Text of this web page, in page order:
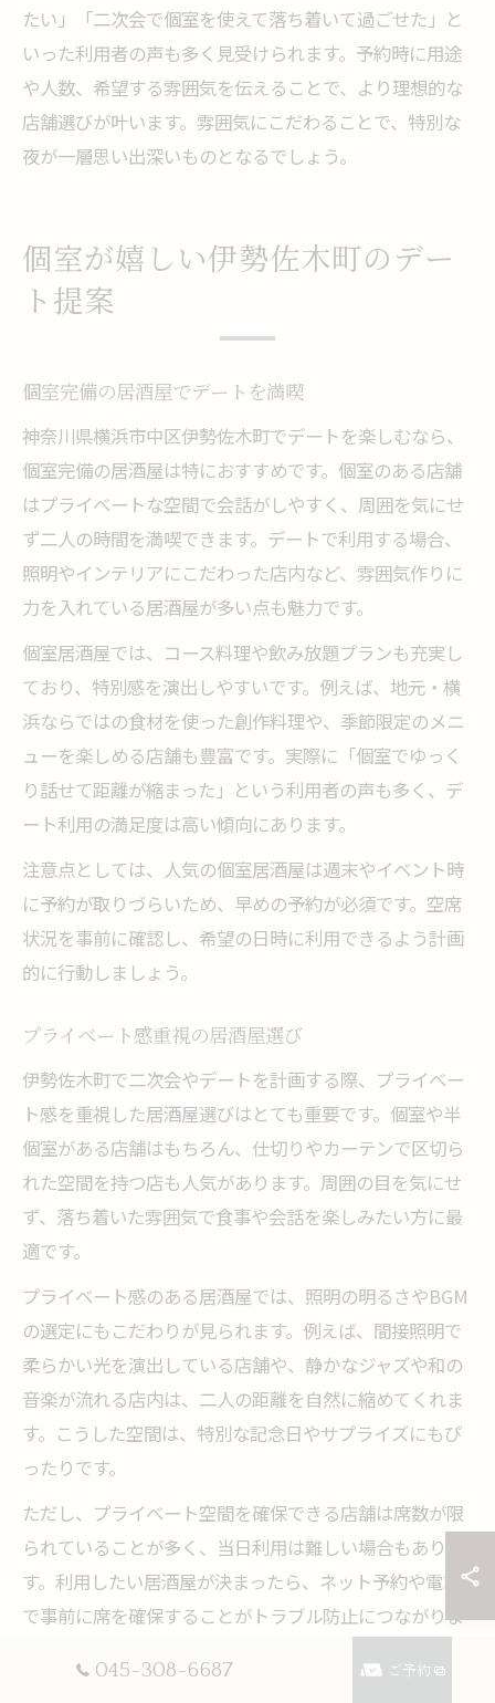
たい」「二次会で個室を使えて落ち着いて過ごせた」と
いった利用者の声も多く見受けられます。予約時に用途
や人数、希望する雰囲気を伝えることで、より理想的な
店舗選びが叶います。雰囲気にこだわることで、特別な
夜が一層思い出深いものとなるでしょう。
個室が嬉しい伊勢佐木町のデー
ト提案
個室完備の居酒屋でデートを満喫
神奈川県横浜市中区伊勢佐木町でデートを楽しむなら、
個室完備の居酒屋は特におすすめです。個室のある店舗
はプライベートな空間で会話がしやすく、周囲を気にせ
ず二人の時間を満喫できます。デートで利用する場合、
照明やインテリアにこだわった店内など、雰囲気作りに
力を入れている居酒屋が多い点も魅力です。
個室居酒屋では、コース料理や飲み放題プランも充実し
ており、特別感を演出しやすいです。例えば、地元・横
浜ならではの食材を使った創作料理や、季節限定のメニ
ューを楽しめる店舗も豊富です。実際に「個室でゆっく
り話せて距離が縮まった」という利用者の声も多く、デ
ート利用の満足度は高い傾向にあります。
注意点としては、人気の個室居酒屋は週末やイベント時
に予約が取りづらいため、早めの予約が必須です。空席
状況を事前に確認し、希望の日時に利用できるよう計画
的に行動しましょう。
プライベート感重視の居酒屋選び
伊勢佐木町で二次会やデートを計画する際、プライベー
ト感を重視した居酒屋選びはとても重要です。個室や半
個室がある店舗はもちろん、仕切りやカーテンで区切ら
れた空間を持つ店も人気があります。周囲の目を気にせ
ず、落ち着いた雰囲気で食事や会話を楽しみたい方に最
適です。
プライベート感のある居酒屋では、照明の明るさやBGM
の選定にもこだわりが見られます。例えば、間接照明で
柔らかい光を演出している店舗や、静かなジャズや和の
音楽が流れる店内は、二人の距離を自然に縮めてくれま
す。こうした空間は、特別な記念日やサプライズにもぴ
ったりです。
ただし、プライベート空間を確保できる店舗は席数が限
られていることが多く、当日利用は難しい場合もありま
す。利用したい居酒屋が決まったら、ネット予約や電話
で事前に席を確保することがトラブル防止につながりま
045-308-6687 ご予約